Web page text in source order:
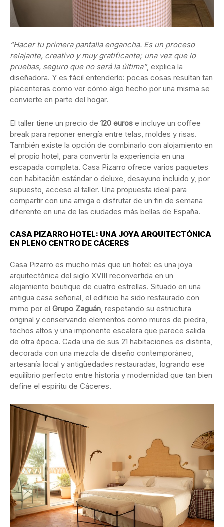
“Hacer tu primera pantalla engancha. Es un proceso
relajante, creativo y muy gratificante; una vez que lo
pruebas, seguro que no será la última”, explica la
diseñadora. Y es fácil entenderlo: pocas cosas resultan tan
placenteras como ver cómo algo hecho por una misma se
convierte en parte del hogar.
El taller tiene un precio de 120 euros e incluye un coffee
break para reponer energía entre telas, moldes y risas.
También existe la opción de combinarlo con alojamiento en
el propio hotel, para convertir la experiencia en una
escapada completa. Casa Pizarro ofrece varios paquetes
con habitación estándar o deluxe, desayuno incluido y, por
supuesto, acceso al taller. Una propuesta ideal para
compartir con una amiga o disfrutar de un fin de semana
diferente en una de las ciudades más bellas de España.
CASA PIZARRO HOTEL: UNA JOYA ARQUITECTÓNICA
EN PLENO CENTRO DE CÁCERES
Casa Pizarro es mucho más que un hotel: es una joya
arquitectónica del siglo XVIII reconvertida en un
alojamiento boutique de cuatro estrellas. Situado en una
antigua casa señorial, el edificio ha sido restaurado con
mimo por el Grupo Zaguán, respetando su estructura
original y conservando elementos como muros de piedra,
techos altos y una imponente escalera que parece salida
de otra época. Cada una de sus 21 habitaciones es distinta,
decorada con una mezcla de diseño contemporáneo,
artesanía local y antigüedades restauradas, logrando ese
equilibrio perfecto entre historia y modernidad que tan bien
define el espíritu de Cáceres.